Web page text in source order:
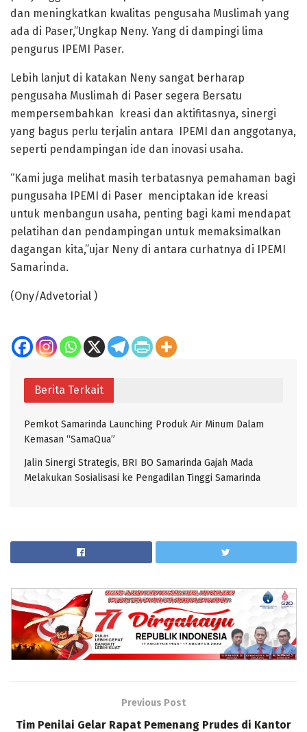
dan meningkatkan kwalitas pengusaha Muslimah yang
ada di Paser,”Ungkap Neny. Yang di dampingi lima
pengurus IPEMI Paser.
Lebih lanjut di katakan Neny sangat berharap
pengusaha Muslimah di Paser segera Bersatu
mempersembahkan kreasi dan aktifitasnya, sinergi
yang bagus perlu terjalin antara IPEMI dan anggotanya,
seperti pendampingan ide dan inovasi usaha.
“Kami juga melihat masih terbatasnya pemahaman bagi
pungusaha IPEMI di Paser menciptakan ide kreasi
untuk menbangun usaha, penting bagi kami mendapat
pelatihan dan pendampingan untuk memaksimalkan
dagangan kita,”ujar Neny di antara curhatnya di IPEMI
Samarinda.
(Ony/Advetorial )
Berita Terkait
Pemkot Samarinda Launching Produk Air Minum Dalam
Kemasan “SamaQua”
Jalin Sinergi Strategis, BRI BO Samarinda Gajah Mada
Melakukan Sosialisasi ke Pengadilan Tinggi Samarinda
Previous Post
Tim Penilai Gelar Rapat Pemenang Prudes di Kantor